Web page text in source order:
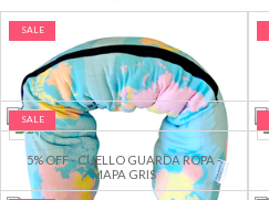
SALE
5% OFF - CUELLO GUARDA ROPA -
MAPA
SALE
5% OFF - CUELLO GUARDA ROPA -
MAPA GRIS